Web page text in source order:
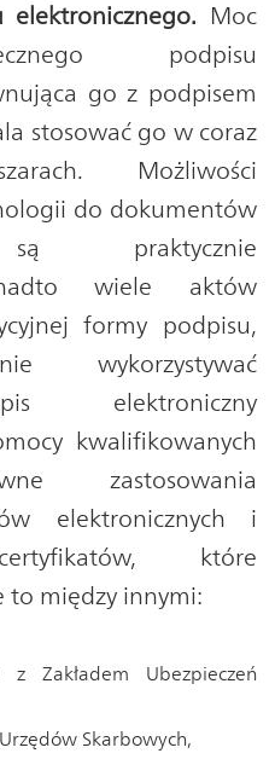
elektronicznego. Moc
podpisu
go z podpisem
stosować go w coraz
Możliwości
do dokumentów
są praktycznie
wiele aktów
formy podpisu,
wykorzystywać
elektroniczny
kwalifikowanych
zastosowania
elektronicznych i
które
to między innymi:
z Zakładem Ubezpieczeń
Skarbowych,